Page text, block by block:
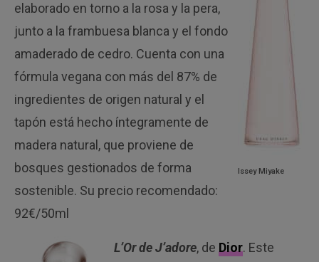
Issey Miyake
elaborado en torno a la rosa y la pera,
junto a la frambuesa blanca y el fondo
amaderado de cedro. Cuenta con una
fórmula vegana con más del 87% de
ingredientes de origen natural y el
tapón está hecho íntegramente de
madera natural, que proviene de
bosques gestionados de forma
sostenible. Su precio recomendado:
92€/50ml
L’Or de J’adore, deDior. Este